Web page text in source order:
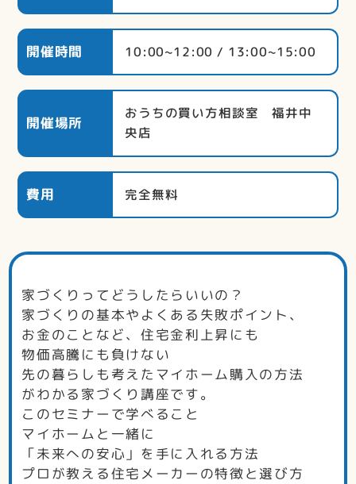
開催時間 10:00~12:00 / 13:00~15:00
開催場所
おうちの買い方相談室 福井中
央店
費用 完全無料
家づくりってどうしたらいいの？
家づくりの基本やよくある失敗ポイント、
お金のことなど、住宅金利上昇にも
物価高騰にも負けない
先の暮らしも考えたマイホーム購入の方法
がわかる家づくり講座です。
このセミナーで学べること
マイホームと一緒に
「未来への安心」を手に入れる方法
プロが教える住宅メーカーの特徴と選び方